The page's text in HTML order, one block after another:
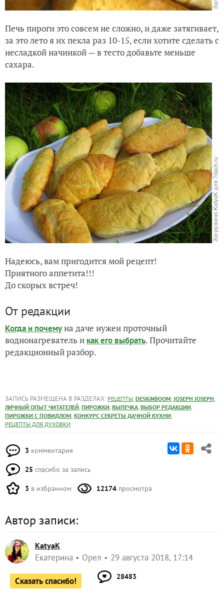
Печь пироги это совсем не сложно, и даже затягивает,
за это лето я их пекла раз 10-15, если хотите сделать с
несладкой начинкой — в тесто добавьте меньше
сахара.
Надеюсь, вам пригодится мой рецепт!
Приятного аппетита!!!
До скорых встреч!
От редакции
Когда и почемуна даче нужен проточный
воднонагреватель и как его выбрать. Прочитайте
редакционный разбор.
ЗАПИСЬ РАЗМЕЩЕНА В РАЗДЕЛАХ: РЕЦЕПТЫ, DESIGNBOOM, JOSEPH JOSEPH,
ЛИЧНЫЙ ОПЫТ ЧИТАТЕЛЕЙ, ПИРОЖКИ, ВЫПЕЧКА, ВЫБОР РЕДАКЦИИ,
ПИРОЖКИ С ПОВИДЛОМ, КОНКУРС СЕКРЕТЫ ДАЧНОЙ КУХНИ,
РЕЦЕПТЫ ДЛЯ ДУХОВКИ
3 комментария
25 спасибо за запись
3 в избранном 12174 просмотра
Автор записи:
KatyaK
Екатерина Орел 29 августа 2018, 17:14
Сказать спасибо! 28483